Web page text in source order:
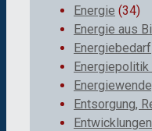
Energie (34)
Energie aus
Energiebedarf
Energiepolitik
Entsorgung,